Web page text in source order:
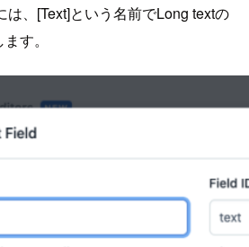
は、[Text]という名前でLong textの
す。